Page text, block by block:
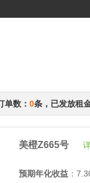
单数： 0条，已发放租
美橙Z665号
预期年化收益 ：